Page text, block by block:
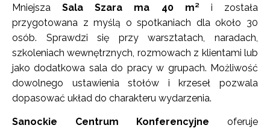
MniejszaSala Szara ma 40 m²i została
przygotowana z myślą o spotkaniach dla około 30
osób. Sprawdzi się przy warsztatach, naradach,
szkoleniach wewnętrznych, rozmowach z klientami lub
jako dodatkowa sala do pracy w grupach. Możliwość
dowolnego ustawienia stołów i krzeseł pozwala
dopasować układ do charakteru wydarzenia.
Sanockie Centrum Konferencyjne oferuje